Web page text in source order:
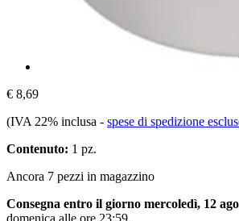
€ 8,69
(IVA 22% inclusa - spese di spedizione
Contenuto: 1 pz.
Ancora 7 pezzi in magazzino
Consegna entro il giorno mercoledì, 12
domenica alle ore 23:59.